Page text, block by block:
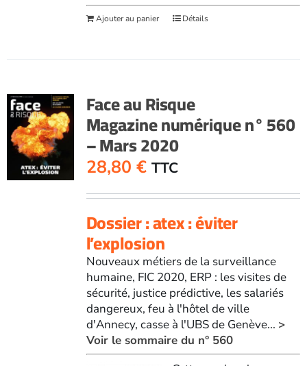
Ajouter au panier Détails
Face au Risque
Magazine numérique n° 560
– Mars 2020
28,80 € TTC
Dossier : atex : éviter
l’explosion
Nouveaux métiers de la surveillance
humaine, FIC 2020, ERP : les visites de
sécurité, justice prédictive, les salariés
dangereux, feu à l'hôtel de ville
d'Annecy, casse à l'UBS de Genève... >
Voir le sommaire du n° 560